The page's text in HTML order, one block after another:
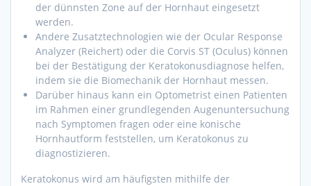
der dünnsten Zone auf der Hornhaut eingesetzt
werden.
Andere Zusatztechnologien wie der Ocular Response
Analyzer (Reichert) oder die Corvis ST (Oculus) können
bei der Bestätigung der Keratokonusdiagnose helfen,
indem sie die Biomechanik der Hornhaut messen.
Darüber hinaus kann ein Optometrist einen Patienten
im Rahmen einer grundlegenden Augenuntersuchung
nach Symptomen fragen oder eine konische
Hornhautform feststellen, um Keratokonus zu
diagnostizieren.
Keratokonus wird am häufigsten mithilfe der